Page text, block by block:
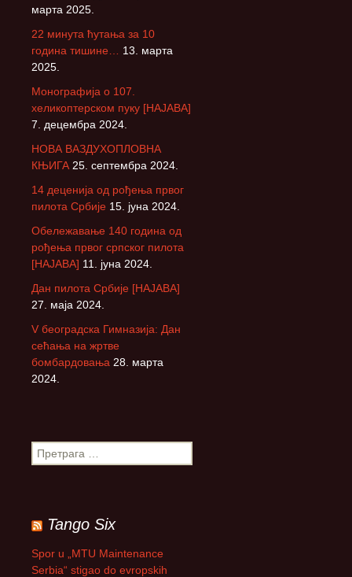
марта 2025.
22 минута ћутања за 10
година тишине…
13. марта
2025.
Монографија о 107.
хеликоптерском пуку [НАЈАВА]
7. децембра 2024.
НОВА ВАЗДУХОПЛОВНА
КЊИГА 25. септембра 2024.
14 деценија од рођења првог
пилота Србије 15. јуна 2024.
Обележавање 140 година од
рођења првог српског пилота
[НАЈАВА] 11. јуна 2024.
Дан пилота Србије [НАЈАВА]
27. маја 2024.
V београдска Гимназија: Дан
сећања на жртве
бомбардовања 28. марта
2024.
П
р
а
г
а
Tango Six
Spor u „MTU Maintenance
Serbia“ stigao do evropskih